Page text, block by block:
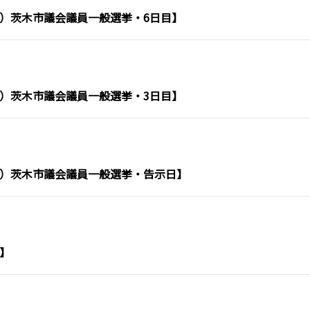
茨木市議会議員一般選挙・6日目】
茨木市議会議員一般選挙・3日目】
木市議会議員一般選挙・告示日】